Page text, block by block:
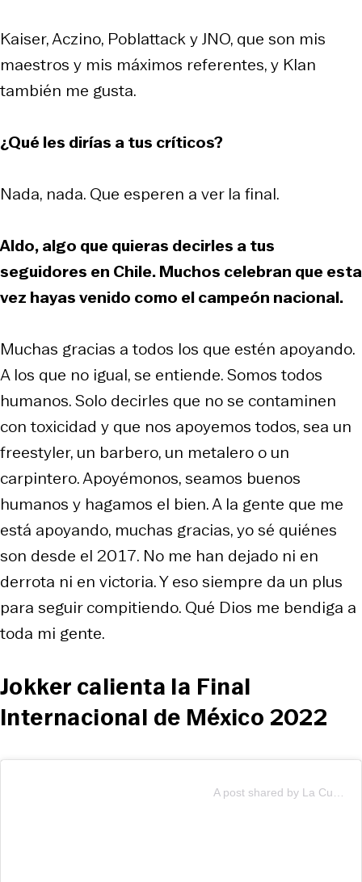
Kaiser, Aczino, Poblattack y JNO, que son mis
maestros y mis máximos referentes, y Klan
también me gusta.
¿Qué les dirías a tus críticos?
Nada, nada. Que esperen a ver la final.
Aldo, algo que quieras decirles a tus
seguidores en Chile. Muchos celebran que esta
vez hayas venido como el campeón nacional.
Muchas gracias a todos los que estén apoyando.
A los que no igual, se entiende. Somos todos
humanos. Solo decirles que no se contaminen
con toxicidad y que nos apoyemos todos, sea un
freestyler, un barbero, un metalero o un
carpintero. Apoyémonos, seamos buenos
humanos y hagamos el bien. A la gente que me
está apoyando, muchas gracias, yo sé quiénes
son desde el 2017. No me han dejado ni en
derrota ni en victoria. Y eso siempre da un plus
para seguir compitiendo. Qué Dios me bendiga a
toda mi gente.
Jokker calienta la Final
Internacional de México 2022